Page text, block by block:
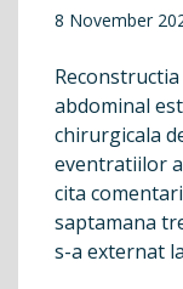
8 November
abdominal
chirurgicala
eventratiilor
cita
saptamana
s-a externat